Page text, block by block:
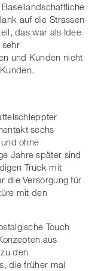
auf die Strassen
das war als Idee
und Kunden nicht
sechs
ohne
Jahre später sind
Truck mit
die Versorgung für
mit den
Touch
aus
den
die früher mal